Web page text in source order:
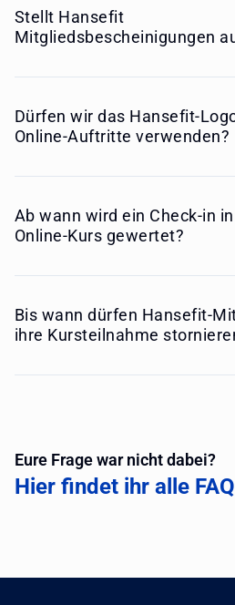
Stellt Hansefit
Mitgliedsbescheinigungen
Dürfen wir das Hansefit-
Online-Auftritte verwenden?
Ab wann wird ein Check-in
Online-Kurs gewertet?
Bis wann dürfen Hansefit-
ihre Kursteilnahme
Eure Frage war nicht dabei?
Hier findet ihr alle